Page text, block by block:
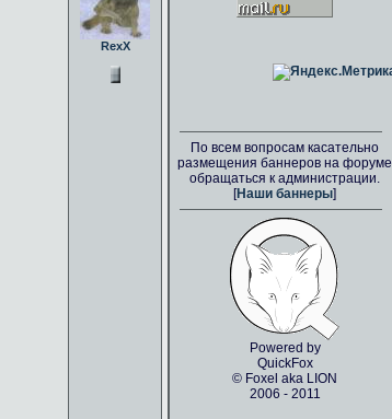
RexX
По всем вопросам касательно
размещения баннеров на форуме
обращаться к администрации.
[Наши баннеры]
Powered by
QuickFox
© Foxel aka LION
2006 - 2011